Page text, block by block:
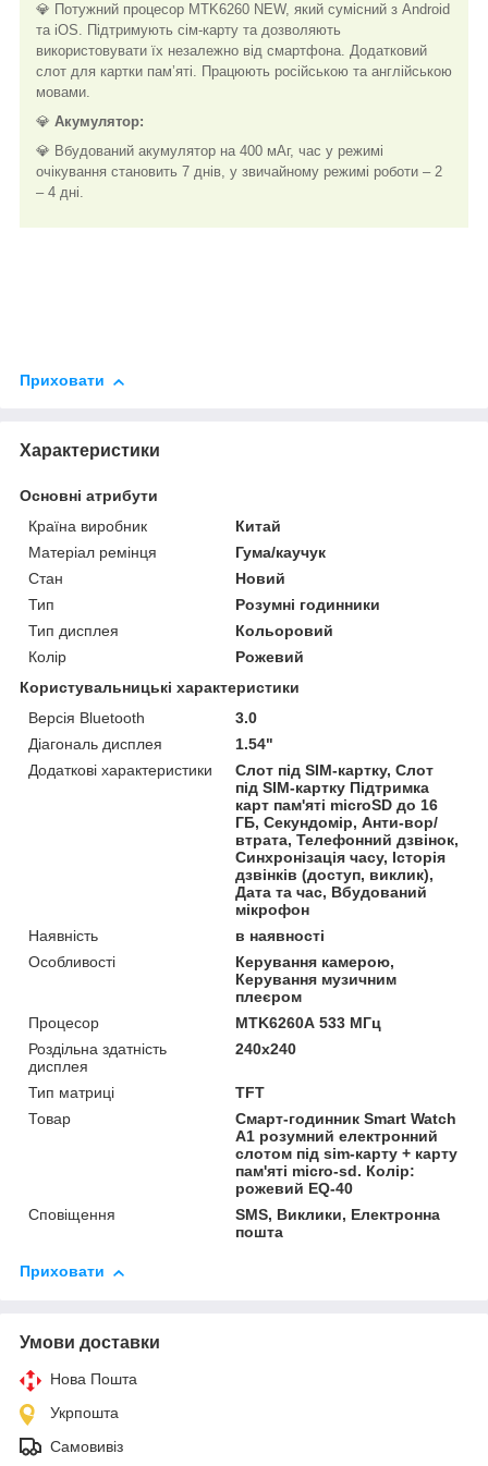
💎 Потужний процесор MTK6260 NEW, який сумісний з Android
та iOS. Підтримують сім-карту та дозволяють
використовувати їх незалежно від смартфона. Додатковий
слот для картки пам’яті. Працюють російською та англійською
мовами.
💎 Акумулятор:
💎 Вбудований акумулятор на 400 мАг, час у режимі
очікування становить 7 днів, у звичайному режимі роботи – 2
– 4 дні.
Приховати
Характеристики
Основні атрибути
Країна виробник
Китай
Матеріал ремінця
Гума/каучук
Стан
Новий
Тип
Розумні годинники
Тип дисплея
Кольоровий
Колір
Рожевий
Користувальницькі характеристики
Версія Bluetooth
3.0
Діагональ дисплея
1.54"
Додаткові характеристики
Слот під SIM-картку, Слот
під SIM-картку Підтримка
карт пам'яті microSD до 16
ГБ, Секундомір, Анти-вор/
втрата, Телефонний дзвінок,
Синхронізація часу, Історія
дзвінків (доступ, виклик),
Дата та час, Вбудований
мікрофон
Наявність
в наявності
Особливості
Керування камерою,
Керування музичним
плеєром
Процесор
MTK6260А 533 МГц
Роздільна здатність
дисплея
240x240
Тип матриці
TFT
Товар
Смарт-годинник Smart Watch
A1 розумний електронний
слотом під sim-карту + карту
пам'яті micro-sd. Колір:
рожевий EQ-40
Сповіщення
SMS, Виклики, Електронна
пошта
Приховати
Умови доставки
Нова Пошта
Укрпошта
Самовивіз